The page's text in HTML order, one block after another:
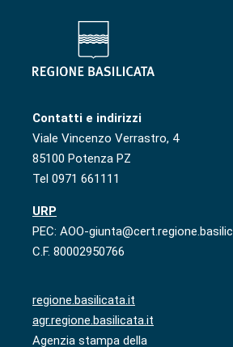
Contatti e indirizzi
Viale Vincenzo Verrastro, 4
85100 Potenza PZ
Tel 0971 661111
URP
PEC: AOO-
C.F. 80002950766
regione.basilicata.it
agr.regione.basilicata.it
Agenzia stampa della